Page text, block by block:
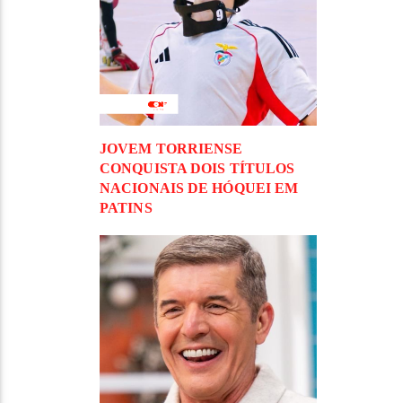
JOVEM TORRIENSE
CONQUISTA DOIS TÍTULOS
NACIONAIS DE HÓQUEI EM
PATINS